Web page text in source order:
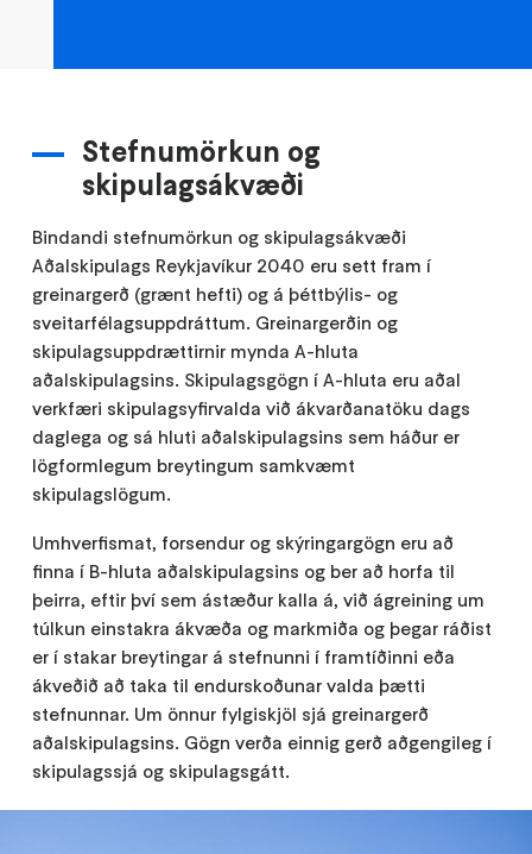
Stefnumörkun og
skipulagsákvæði
Bindandi stefnumörkun og skipulagsákvæði
Aðalskipulags Reykjavíkur 2040 eru sett fram í
greinargerð (grænt hefti) og á þéttbýlis- og
sveitarfélagsuppdráttum. Greinargerðin og
skipulagsuppdrættirnir mynda A-hluta
aðalskipulagsins. Skipulagsgögn í A-hluta eru aðal
verkfæri skipulagsyfirvalda við ákvarðanatöku dags
daglega og sá hluti aðalskipulagsins sem háður er
lögformlegum breytingum samkvæmt
skipulagslögum.
Umhverfismat, forsendur og skýringargögn eru að
finna í B-hluta aðalskipulagsins og ber að horfa til
þeirra, eftir því sem ástæður kalla á, við ágreining um
túlkun einstakra ákvæða og markmiða og þegar ráðist
er í stakar breytingar á stefnunni í framtíðinni eða
ákveðið að taka til endurskoðunar valda þætti
stefnunnar. Um önnur fylgiskjöl sjá greinargerð
aðalskipulagsins. Gögn verða einnig gerð aðgengileg í
skipulagssjá og skipulagsgátt.